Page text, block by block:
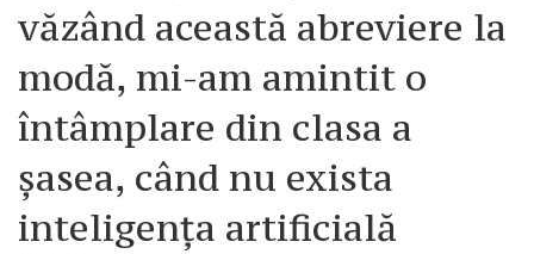
văzând această abreviere la
modă, mi-am amintit o
întâmplare din clasa a
șasea, când nu exista
inteligența artificială